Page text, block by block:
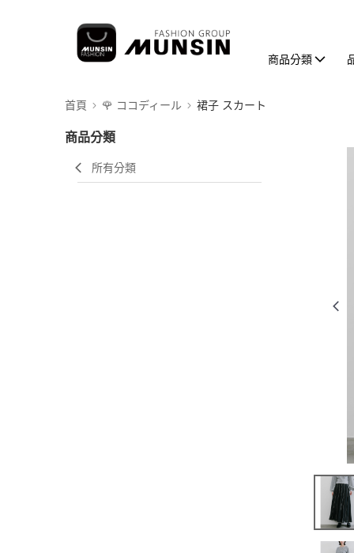
商品分類
首頁 🌹 ココディール 裙子 スカート
商品分類
所有分類